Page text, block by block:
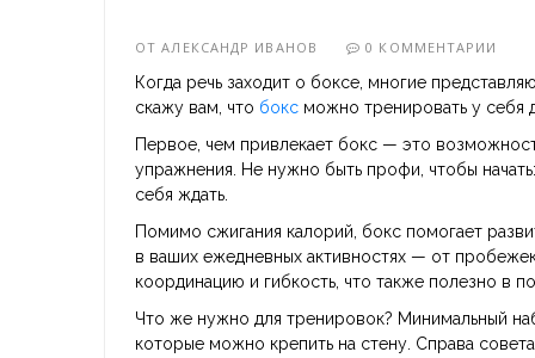
ОТАЛЕКСАНДР ИВАНОВ 0 КОММЕНТАРИИ
Когда речь заходит о боксе, многие
скажу вам, что бокс можно тренировать у себя
Первое, чем привлекает бокс — это
упражнения. Не нужно быть профи, чтобы
себя ждать.
Помимо сжигания калорий, бокс помогает
в ваших ежедневных активностях — от
координацию и гибкость, что также полезно в
Что же нужно для тренировок? Минимальный
которые можно крепить на стену. Справа